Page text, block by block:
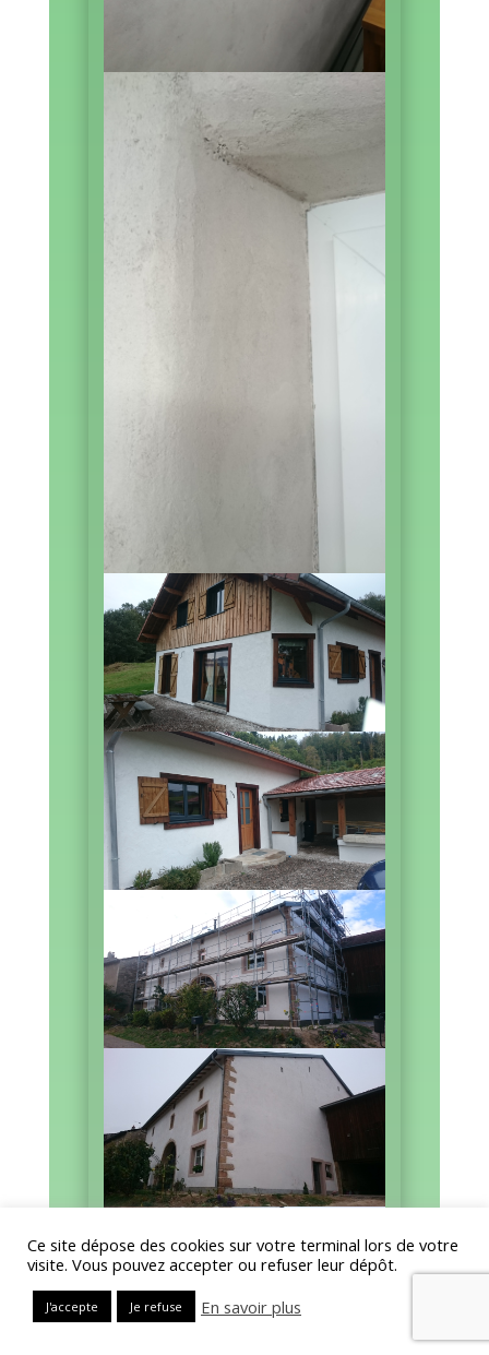
Ce site dépose des cookies sur votre terminal lors de votre
visite. Vous pouvez accepter ou refuser leur dépôt.
J'accepte Je refuse En savoir plus